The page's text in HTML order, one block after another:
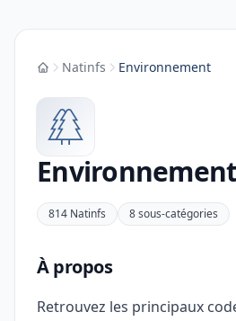
AccueilNatinfs Environnement
Environnement
814 Natinfs 8 sous-catégories
À propos
Retrouvez les principaux